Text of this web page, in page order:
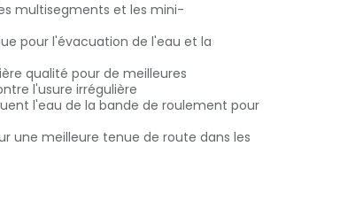
multisegments et les mini-
pour l'évacuation de l'eau et la
qualité pour de meilleures
l'usure irrégulière
l'eau de la bande de roulement pour
une meilleure tenue de route dans les